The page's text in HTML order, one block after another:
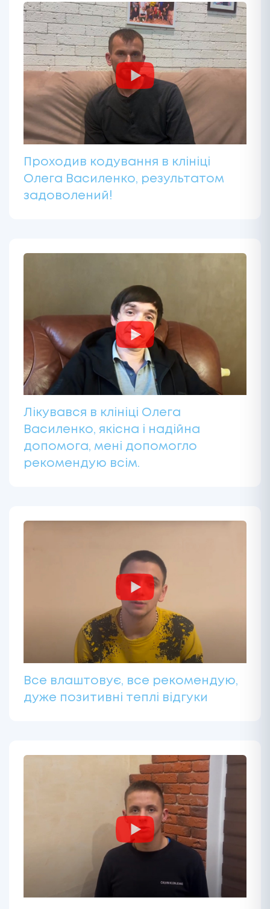
Проходив кодування в клініці
Олега Василенко, результатом
задоволений!
Лікувався в клініці Олега
Василенко, якісна і надійна
допомога, мені допомогло
рекомендую всім.
Все влаштовує, все рекомендую,
дуже позитивні теплі відгуки